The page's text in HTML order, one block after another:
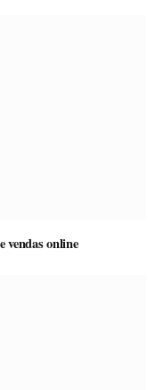
vendas online